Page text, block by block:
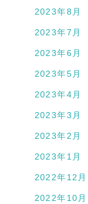
2023年8月
2023年7月
2023年6月
2023年5月
2023年4月
2023年3月
2023年2月
2023年1月
2022年12月
2022年10月